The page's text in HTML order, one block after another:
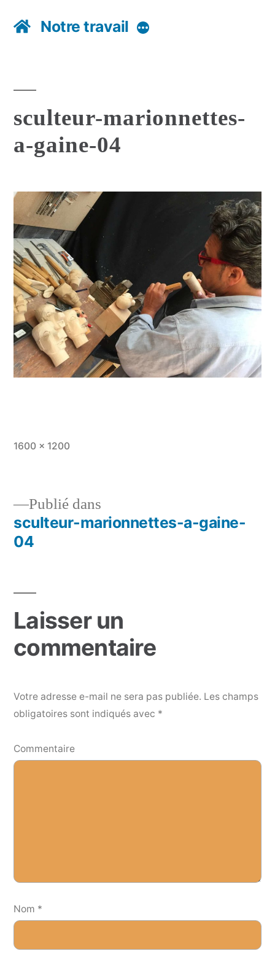
Notre travail Plus
sculteur-marionnettes-
a-gaine-04
Taille
1600 × 1200
Navigation
l’article
Publié dans
sculteur-marionnettes-a-gaine-
04
Laisser un
commentaire
Votre adresse e-mail ne sera pas publiée. Les champs
obligatoires sont indiqués avec *
Commentaire
Nom *